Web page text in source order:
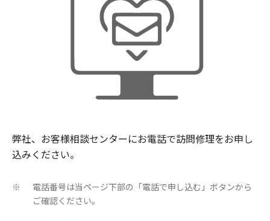
弊社、お客様相談センターにお電話で訪問修理をお申し
込みください。
※
電話番号は当ページ下部の「電話で申し込む」ボタンから
ご確認ください。